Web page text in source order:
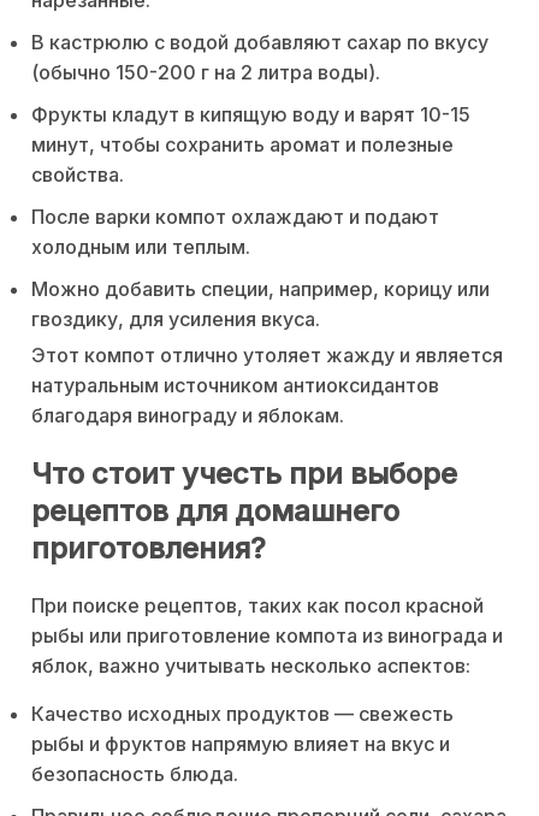
В кастрюлю с водой добавляют сахар по вкусу
(обычно 150-200 г на 2 литра воды).
Фрукты кладут в кипящую воду и варят 10-15
минут, чтобы сохранить аромат и полезные
свойства.
После варки компот охлаждают и подают
холодным или теплым.
Можно добавить специи, например, корицу или
гвоздику, для усиления вкуса.
Этот компот отлично утоляет жажду и является
натуральным источником антиоксидантов
благодаря винограду и яблокам.
Что стоит учесть при выборе
рецептов для домашнего
приготовления?
При поиске рецептов, таких как посол красной
рыбы или приготовление компота из винограда и
яблок, важно учитывать несколько аспектов:
Качество исходных продуктов — свежесть
рыбы и фруктов напрямую влияет на вкус и
безопасность блюда.